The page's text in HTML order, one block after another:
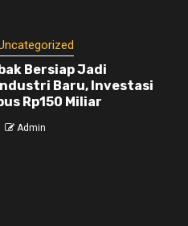
Bersiap Jadi
Baru, Investasi
Rp150 Miliar
Admin